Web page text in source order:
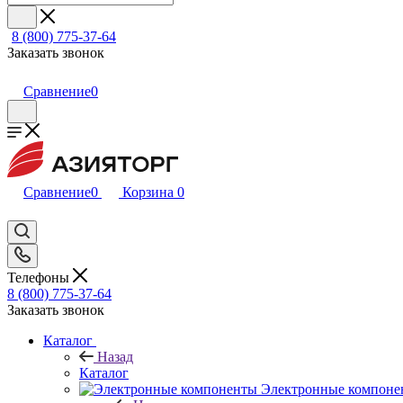
8 (800) 775-37-64
Заказать звонок
Сравнение0
Сравнение0 Корзина 0
Телефоны
8 (800) 775-37-64
Заказать звонок
Каталог
Назад
Каталог
Электронные